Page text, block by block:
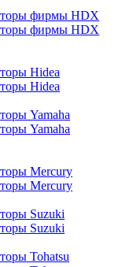
фирмы HDX
фирмы HDX
Hidea
Hidea
Yamaha
Yamaha
Mercury
Mercury
Suzuki
Suzuki
Tohatsu